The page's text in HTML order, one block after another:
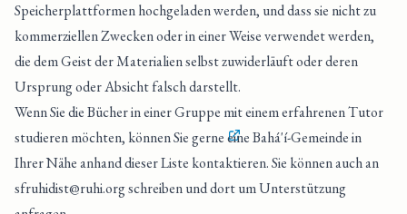
Speicherplattformen hochgeladen werden, und dass sie nicht zu
kommerziellen Zwecken oder in einer Weise verwendet werden,
die dem Geist der Materialien selbst zuwiderläuft oder deren
Ursprung oder Absicht falsch darstellt.
Wenn Sie die Bücher in einer Gruppe mit einem erfahrenen Tutor
studieren möchten, können Sie gerneeine Bahá'í-Gemeinde in
Ihrer Nähe anhand dieser Liste kontaktieren. Sie können auch an
sfruhidist@ruhi.orgschreiben und dort um Unterstützung